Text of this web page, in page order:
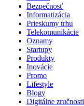
Bezpečnosť
Informatizácia
Prieskumy trhu
Telekomunikácie
Oznamy
Startupy
Produkty
Inovácie
Promo
Lifestyle
Blogy
Digitálne zručnosti